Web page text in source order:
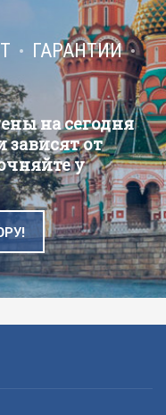
ГАРАНТИИ
на сегодня
от
у